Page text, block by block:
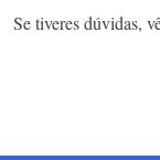
Se tiveres dúvidas,